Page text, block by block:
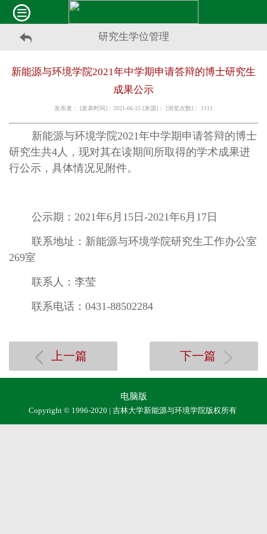
研究生学位管理
新能源与环境学院2021年中学期申请答辩的博士研究生
成果公示
发布者： [发表时间]：2021-06-15 [来源]： [浏览次数]： 1111
新能源与环境学院2021年中学期申请答辩的博士
研究生共4人，现对其在读期间所取得的学术成果进
行公示，具体情况见附件。
公示期：2021年6月15日-2021年6月17日
联系地址：新能源与环境学院研究生工作办公室
269室
联系人：李莹
联系电话：0431-88502284
上一篇 下一篇
电脑版
Copyright © 1996-2020 | 吉林大学新能源与环境学院版权所有